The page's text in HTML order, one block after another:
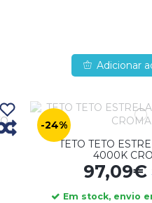
Adicionar
-24%
TETO TETO
4000K
97,09€
Em stock, envio